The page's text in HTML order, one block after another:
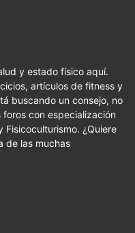
y estado físico aquí.
artículos de fitness y
buscando un consejo, no
con especialización
Fisicoculturismo. ¿Quiere
de las muchas